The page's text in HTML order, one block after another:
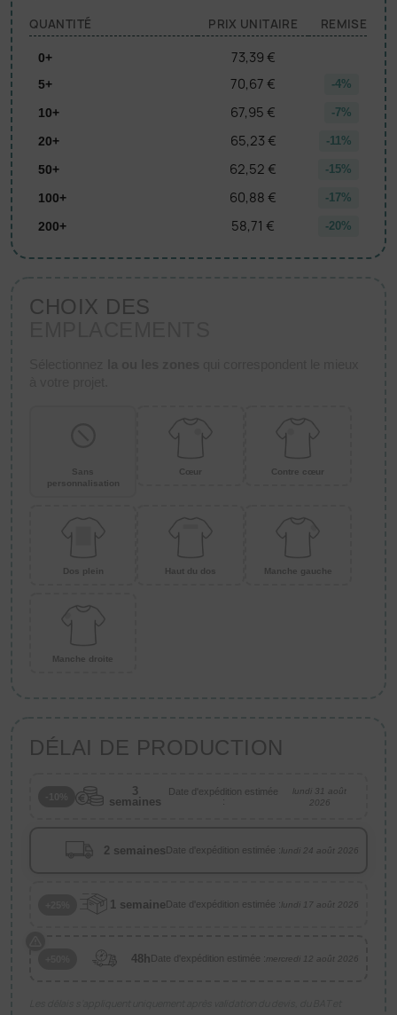
QUANTITÉ PRIX UNITAIRE REMISE
0+ 73,39 €
5+ 70,67 € -4%
10+ 67,95 € -7%
20+ 65,23 € -11%
50+ 62,52 € -15%
100+ 60,88 € -17%
200+ 58,71 € -20%
CHOIX DES
Sans
personnalisation
Cœur Contre cœur
Dos plein Haut du dos Manche gauche
Manche droite
DÉLAI DE PRODUCTION
3
semaines
Date d'expédition estimée
:
lundi 31 août
2026
2 semaines Date d'expédition estimée :lundi 24 août 2026
1 semaine Date d'expédition estimée :lundi 17 août 2026
48h Date d'expédition estimée :mercredi 12 août 2026